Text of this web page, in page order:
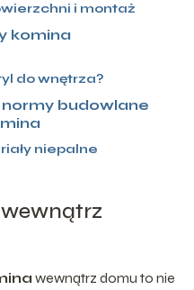
i montaż
komina
do wnętrza?
budowlane
niepalne
wewnątrz domu to nie